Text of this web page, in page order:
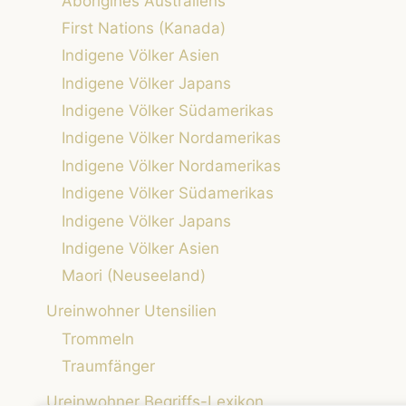
First Nations (Kanada)
Indigene Völker Asien
Indigene Völker Japans
Indigene Völker Südamerikas
Indigene Völker Nordamerikas
Indigene Völker Nordamerikas
Indigene Völker Südamerikas
Indigene Völker Japans
Indigene Völker Asien
Maori (Neuseeland)
Ureinwohner Utensilien
Trommeln
Traumfänger
Ureinwohner Begriffs-Lexikon